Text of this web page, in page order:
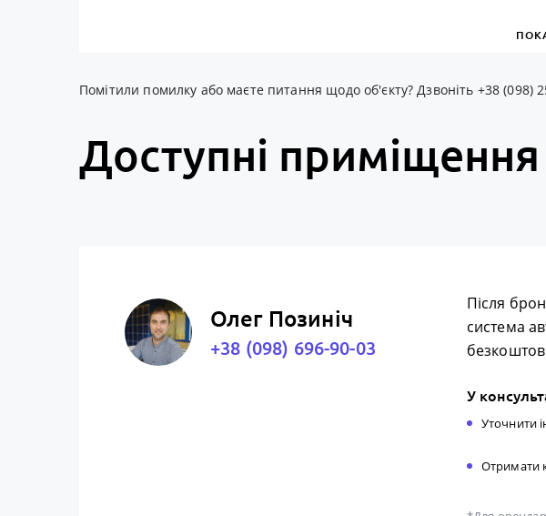
Помітили помилку або маєте питання щодо об'єкту? Дзвоніть +38 (098)
Доступні приміщення
Олег Позиніч
+38 (098) 696-90-03
Після
система
У
Уточнити
Отримати